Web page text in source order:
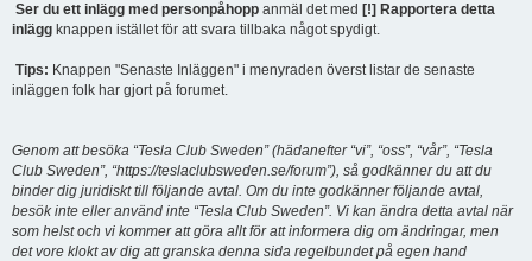
Ser du ett inlägg med personpåhopp anmäl det med [!] Rapportera detta
inlägg knappen istället för att svara tillbaka något spydigt.
Tips: Knappen "Senaste Inläggen" i menyraden överst listar de senaste
inläggen folk har gjort på forumet.
Genom att besöka “Tesla Club Sweden” (hädanefter “vi”, “oss”, “vår”, “Tesla
Club Sweden”, “https://teslaclubsweden.se/forum”), så godkänner du att du
binder dig juridiskt till följande avtal. Om du inte godkänner följande avtal,
besök inte eller använd inte “Tesla Club Sweden”. Vi kan ändra detta avtal när
som helst och vi kommer att göra allt för att informera dig om ändringar, men
det vore klokt av dig att granska denna sida regelbundet på egen hand